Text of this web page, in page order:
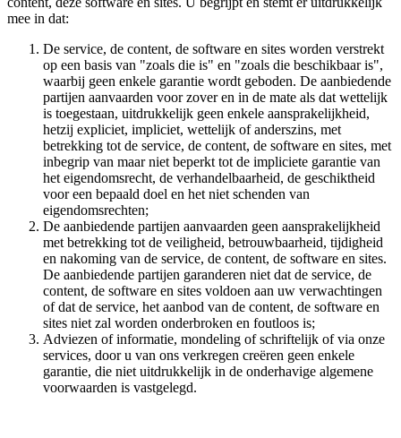
mee in dat:
De service, de content, de software en sites worden verstrekt
op een basis van "zoals die is" en "zoals die beschikbaar is",
waarbij geen enkele garantie wordt geboden. De aanbiedende
partijen aanvaarden voor zover en in de mate als dat wettelijk
is toegestaan, uitdrukkelijk geen enkele aansprakelijkheid,
hetzij expliciet, impliciet, wettelijk of anderszins, met
betrekking tot de service, de content, de software en sites, met
inbegrip van maar niet beperkt tot de impliciete garantie van
het eigendomsrecht, de verhandelbaarheid, de geschiktheid
voor een bepaald doel en het niet schenden van
eigendomsrechten;
De aanbiedende partijen aanvaarden geen aansprakelijkheid
met betrekking tot de veiligheid, betrouwbaarheid, tijdigheid
en nakoming van de service, de content, de software en sites.
De aanbiedende partijen garanderen niet dat de service, de
content, de software en sites voldoen aan uw verwachtingen
of dat de service, het aanbod van de content, de software en
sites niet zal worden onderbroken en foutloos is;
Adviezen of informatie, mondeling of schriftelijk of via onze
services, door u van ons verkregen creëren geen enkele
garantie, die niet uitdrukkelijk in de onderhavige algemene
voorwaarden is vastgelegd.